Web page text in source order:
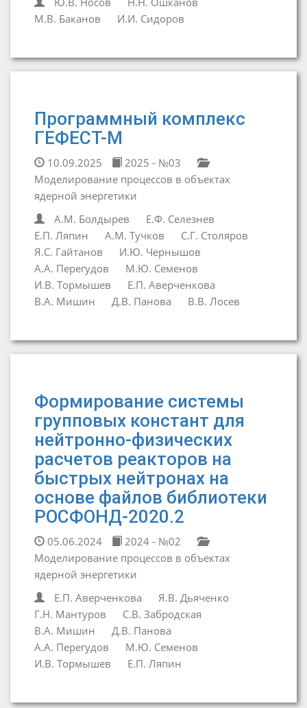
М.В. Баканов
И.И. Сидоров
Программный комплекс
ГЕФЕСТ-М
10.09.2025
2025 - №03
Моделирование процессов в объектах
ядерной энергетики
А.М. Болдырев
Е.Ф. Селезнев
Е.П. Ляпин
А.М. Тучков
С.Г. Столяров
Я.С. Гайтанов
И.Ю. Чернышов
А.А. Перегудов
М.Ю. Семенов
И.В. Тормышев
Е.П. Аверченкова
В.А. Мишин
Д.В. Панова В.В. Лосев
Формирование системы
групповых констант для
нейтронно-физических
расчетов реакторов на
быстрых нейтронах на
основе файлов библиотеки
РОСФОНД-2020.2
05.06.2024
2024 - №02
Моделирование процессов в объектах
ядерной энергетики
Е.П. Аверченкова
Я.В. Дьяченко
Г.Н. Мантуров
С.В. Забродская
В.А. Мишин
Д.В. Панова
А.А. Перегудов
М.Ю. Семенов
И.В. Тормышев
Е.П. Ляпин